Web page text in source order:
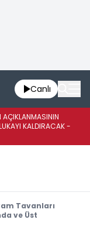
Canlı
KALDIRACAK -
Tavanları
ve Üst